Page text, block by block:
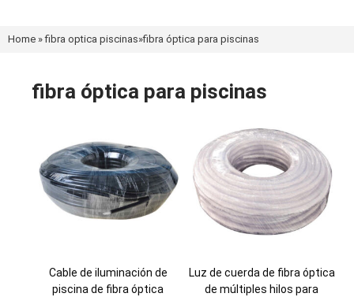
Home »fibra optica piscinas»fibra óptica para piscinas
fibra óptica para piscinas
Cable de iluminación de
piscina de fibra óptica
Luz de cuerda de fibra óptica
de múltiples hilos para